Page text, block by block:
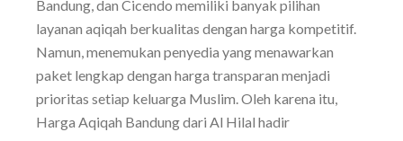
Bandung, dan Cicendo memiliki banyak pilihan
layanan aqiqah berkualitas dengan harga kompetitif.
Namun, menemukan penyedia yang menawarkan
paket lengkap dengan harga transparan menjadi
prioritas setiap keluarga Muslim. Oleh karena itu,
Harga Aqiqah Bandung dari Al Hilal hadir